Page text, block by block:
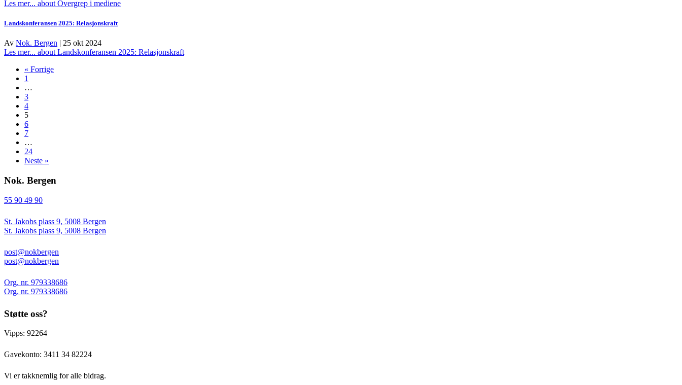
Les mer... about Overgrep i mediene
Landskonferansen 2025: Relasjonskraft
Av Nok. Bergen | 25 okt 2024
Les mer... about Landskonferansen 2025: Relasjonskraft
« Forrige
1
…
3
4
5
6
7
…
24
Neste »
Nok. Bergen
55 90 49 90
St. Jakobs plass 9, 5008 Bergen
St. Jakobs plass 9, 5008 Bergen
post@nokbergen
post@nokbergen
Org. nr. 979338686
Org. nr. 979338686
Støtte oss?
Vipps: 92264
Gavekonto: 3411 34 82224
Vi er takknemlig for alle bidrag.